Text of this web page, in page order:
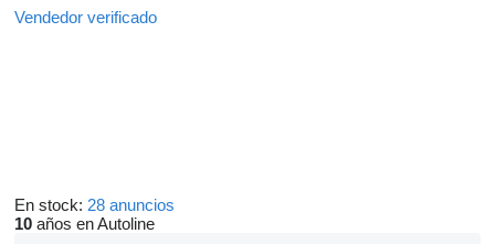
Vendedor verificado
En stock: 28 anuncios
10 años en Autoline